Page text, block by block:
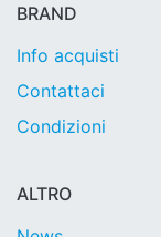
BRAND
Info acquisti
Contattaci
Condizioni
ALTRO